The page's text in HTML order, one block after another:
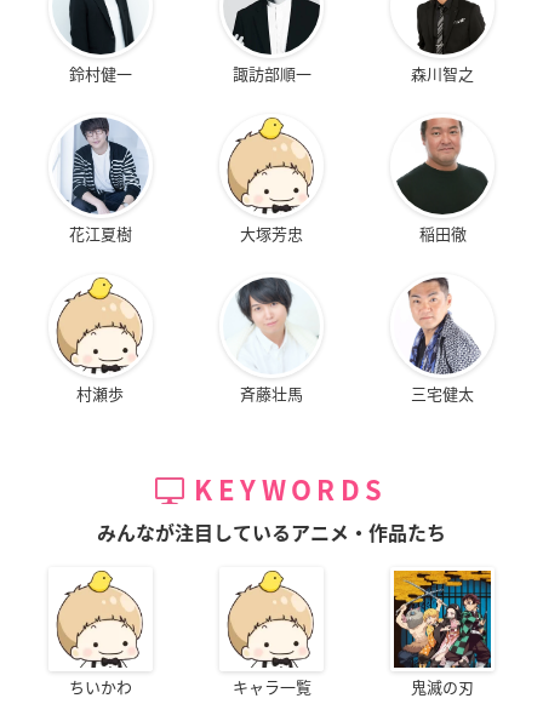
鈴村健一 諏訪部順一 森川智之
花江夏樹 大塚芳忠 稲田徹
村瀬歩 斉藤壮馬 三宅健太
KEYWORDS
みんなが注目しているアニメ・作品たち
ちいかわ キャラ一覧 鬼滅の刃